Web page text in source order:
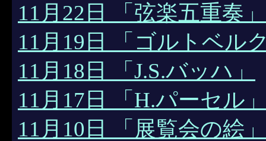
11月22日 「弦楽五重奏」
11月19日 「ゴルトベル
11月18日 「J.S.バッハ」
11月17日 「H.パーセル
11月10日 「展覧会の絵」